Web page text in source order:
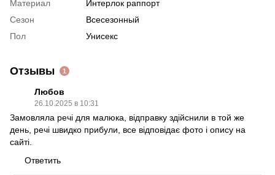
Материал
Интерлок раппорт
Сезон
Всесезонный
Пол
Унисекс
Отзывы 1
Любов
26.10.2025 в 10:31
Замовляла речі для малюка, відправку здійснили в той же
день, речі швидко прибули, все відповідає фото і опису на
сайті.
Ответить